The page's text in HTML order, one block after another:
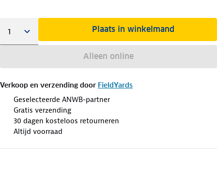
Plaats in winkelmand
Alleen online
Verkoop en verzending door FieldYards
Geselecteerde ANWB-partner
Gratis verzending
30 dagen kosteloos retourneren
Altijd voorraad